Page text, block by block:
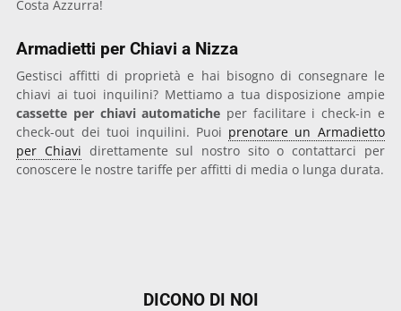
Costa Azzurra!
Armadietti per Chiavi a Nizza
Gestisci affitti di proprietà e hai bisogno di consegnare le
chiavi ai tuoi inquilini? Mettiamo a tua disposizione ampie
cassette per chiavi automatiche per facilitare i check-in e
check-out dei tuoi inquilini. Puoi prenotare un Armadietto
per Chiavi direttamente sul nostro sito o contattarci per
conoscere le nostre tariffe per affitti di media o lunga durata.
DICONO DI NOI